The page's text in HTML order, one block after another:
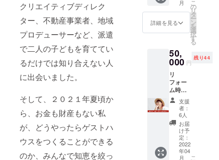
クリエイティブディレク
ター、不動産事業者、地域
プロデューサーなど、派遣
で二人の子どもを育ててい
るだけでは知り合えない人
に出会いました。
そして、２０２１年夏頃か
ら、お金も財産もない私
が、どうやったらゲストハ
ウスをつくることができる
のか、みんなで知恵を絞っ
や」特
別１泊
（１泊
3,800
き。 ※
宿泊券
の有効
期限は
発行か
ら２年
になり
ます。
※リター
ンに交
通費は
含まれ
ませ
ん。自
己負担
り「割
り勘
定）」
にさせ
ていた
だきま
す。 ※
昭和の
寅や
オープ
ン以降
（４月
１７日
定）、
支援者
自お調
さい。
https://f
uroshik
ya.co.jp
/workati
on_lab/
料理が
苦手な
清水則
子がつ
くる気
まぐれ
おつま
み付き
＆清水
則子の
人生相
オープ
ン以降
（４月
毎月の
開催を
ていま
す。 ★
開催場
所：昭
和の寅
やコ
ミュニ
ティス
ペース
★開催
時間：
資金内
でリ
フォー
に、
オープ
リ
フォー
ムをし
続けて
いま
す。さ
らに、
フォー
ム箇所
は、
談付き
の「昭
和の寅
や」特
券（１
泊3,800
円）を
ご提供
いたし
ます。
★宿泊
券の有
効期限
は発行
から２
年にな
りま
す。
月
詳細を見る
こ
の
リ
タ
ー
ン
を
選
択
す
る
50,
000 円
残り44
リ
フォー
ム時に
出た廃
材に、
清水則
子が手
書きで
ご希望
のお名
支援
者：
6人
お届
け予
定：
2022
年04
月
こ